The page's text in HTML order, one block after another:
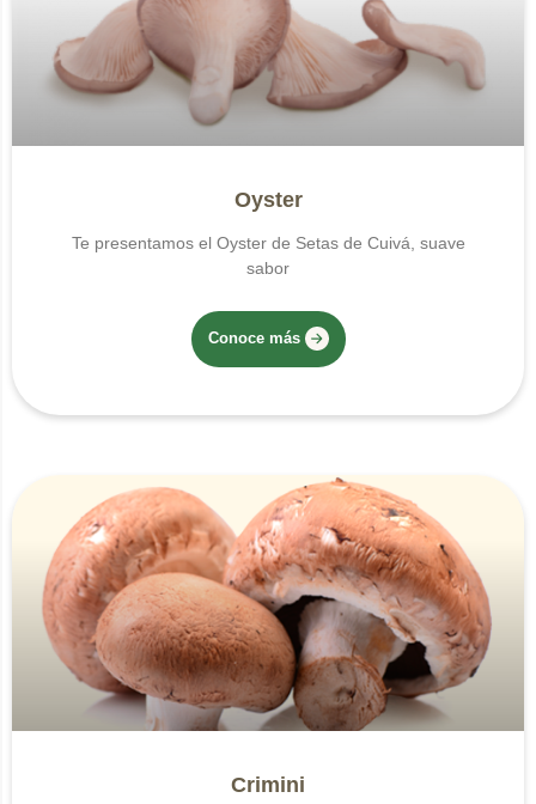
Oyster
Te presentamos el Oyster de Setas de Cuivá, suave
sabor
Conoce más
Crimini